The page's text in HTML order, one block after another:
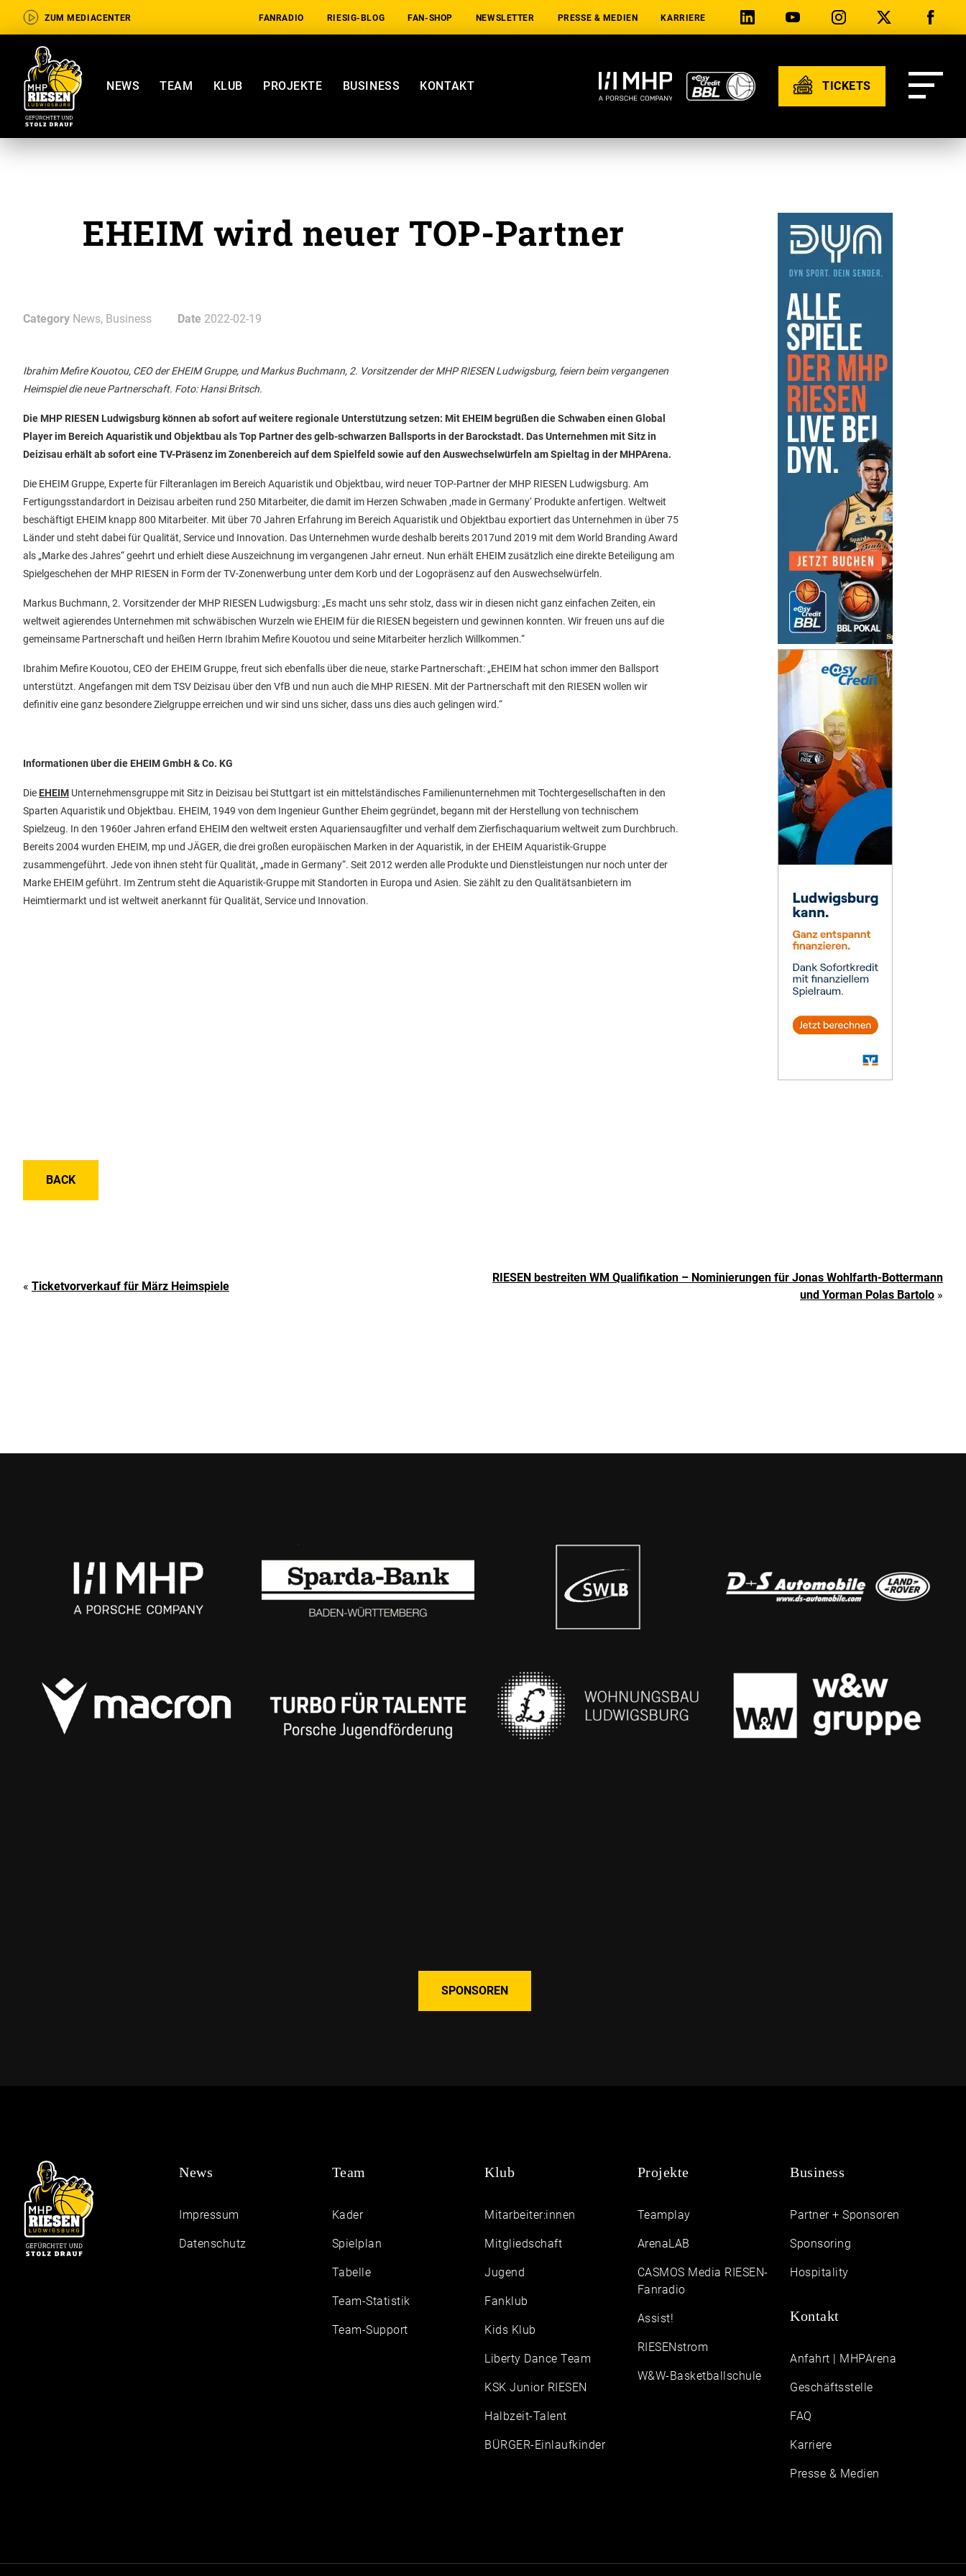
ZUM MEDIACENTER FANRADIO RIESIG-BLOG FAN-SHOP NEWSLETTER PRESSE & MEDIEN KARRIERE
NEWS TEAM KLUB PROJEKTE BUSINESS KONTAKT TICKETS
EHEIM wird neuer TOP-Partner
Category News, Business Date 2022-02-19
Ibrahim Mefire Kouotou, CEO der EHEIM Gruppe, und Markus Buchmann, 2. Vorsitzender der MHP RIESEN Ludwigsburg, feiern beim vergangenen
Heimspiel die neue Partnerschaft. Foto: Hansi Britsch.
Die MHP RIESEN Ludwigsburg können ab sofort auf weitere regionale Unterstützung setzen: Mit EHEIM begrüßen die Schwaben einen Global
Player im Bereich Aquaristik und Objektbau als Top Partner des gelb-schwarzen Ballsports in der Barockstadt. Das Unternehmen mit Sitz in
Deizisau erhält ab sofort eine TV-Präsenz im Zonenbereich auf dem Spielfeld sowie auf den Auswechselwürfeln am Spieltag in der MHPArena.
Die EHEIM Gruppe, Experte für Filteranlagen im Bereich Aquaristik und Objektbau, wird neuer TOP-Partner der MHP RIESEN Ludwigsburg. Am
Fertigungsstandardort in Deizisau arbeiten rund 250 Mitarbeiter, die damit im Herzen Schwaben ‚made in Germany‘ Produkte anfertigen. Weltweit
beschäftigt EHEIM knapp 800 Mitarbeiter. Mit über 70 Jahren Erfahrung im Bereich Aquaristik und Objektbau exportiert das Unternehmen in über 75
Länder und steht dabei für Qualität, Service und Innovation. Das Unternehmen wurde deshalb bereits 2017und 2019 mit dem World Branding Award
als „Marke des Jahres“ geehrt und erhielt diese Auszeichnung im vergangenen Jahr erneut. Nun erhält EHEIM zusätzlich eine direkte Beteiligung am
Spielgeschehen der MHP RIESEN in Form der TV-Zonenwerbung unter dem Korb und der Logopräsenz auf den Auswechselwürfeln.
Markus Buchmann, 2. Vorsitzender der MHP RIESEN Ludwigsburg: „Es macht uns sehr stolz, dass wir in diesen nicht ganz einfachen Zeiten, ein
weltweit agierendes Unternehmen mit schwäbischen Wurzeln wie EHEIM für die RIESEN begeistern und gewinnen konnten. Wir freuen uns auf die
gemeinsame Partnerschaft und heißen Herrn Ibrahim Mefire Kouotou und seine Mitarbeiter herzlich Willkommen.“
Ibrahim Mefire Kouotou, CEO der EHEIM Gruppe, freut sich ebenfalls über die neue, starke Partnerschaft: „EHEIM hat schon immer den Ballsport
unterstützt. Angefangen mit dem TSV Deizisau über den VfB und nun auch die MHP RIESEN. Mit der Partnerschaft mit den RIESEN wollen wir
definitiv eine ganz besondere Zielgruppe erreichen und wir sind uns sicher, dass uns dies auch gelingen wird.“
Informationen über die EHEIM GmbH & Co. KG
Die EHEIM Unternehmensgruppe mit Sitz in Deizisau bei Stuttgart ist ein mittelständisches Familienunternehmen mit Tochtergesellschaften in den
Sparten Aquaristik und Objektbau. EHEIM, 1949 von dem Ingenieur Gunther Eheim gegründet, begann mit der Herstellung von technischem
Spielzeug. In den 1960er Jahren erfand EHEIM den weltweit ersten Aquariensaugfilter und verhalf dem Zierfischaquarium weltweit zum Durchbruch.
Bereits 2004 wurden EHEIM, mp und JÄGER, die drei großen europäischen Marken in der Aquaristik, in der EHEIM Aquaristik-Gruppe
zusammengeführt. Jede von ihnen steht für Qualität, „made in Germany“. Seit 2012 werden alle Produkte und Dienstleistungen nur noch unter der
Marke EHEIM geführt. Im Zentrum steht die Aquaristik-Gruppe mit Standorten in Europa und Asien. Sie zählt zu den Qualitätsanbietern im
Heimtiermarkt und ist weltweit anerkannt für Qualität, Service und Innovation.
BACK
« Ticketvorverkauf für März Heimspiele
RIESEN bestreiten WM Qualifikation – Nominierungen für Jonas Wohlfarth-Bottermann
und Yorman Polas Bartolo »
SPONSOREN
News
Impressum
Daten­schutz
Team
Kader
Spielplan
Tabelle
Team-Statistik
Team-Support
Klub
Mitarbeiter:innen
Mitgliedschaft
Jugend
Fanklub
Kids Klub
Liberty Dance Team
KSK Junior RIESEN
Halbzeit-Talent
BÜRGER-Einlaufkinder
Projekte
Teamplay
ArenaLAB
CASMOS Media RIESEN-
Fanradio
Assist!
RIESENstrom
W&W-Basketballschule
Business
Partner + Sponsoren
Sponsoring
Hospitality
Kontakt
Anfahrt | MHPArena
Geschäftsstelle
FAQ
Karriere
Presse & Medien